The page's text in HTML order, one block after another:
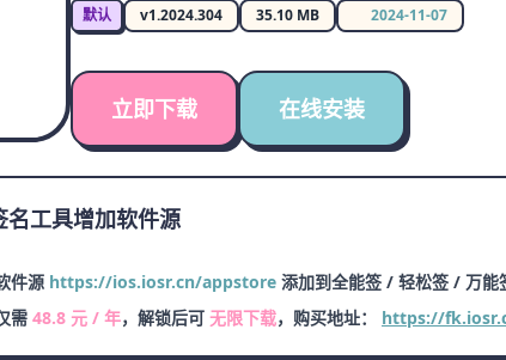
默认 v1.2024.304 35.10 MB 2024-11-07
立即下载 在线安装
名工具增加软件源
件源 https://ios.iosr.cn/appstore 添加到全能签 / 轻松签 / 万能
需 48.8 元 / 年，解锁后可 无限下载，购买地址： https://